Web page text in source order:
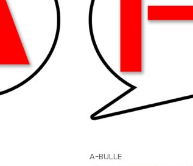
Accès réservé au service...
A-BULLE